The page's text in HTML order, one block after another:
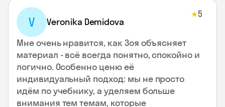
V Veronika Demidova
★5
Мне очень нравится, как Зоя объясняет
материал - всё всегда понятно, спокойно и
логично. Особенно ценю её
индивидуальный подход: мы не просто
идём по учебнику, а уделяем больше
внимания тем темам, которые